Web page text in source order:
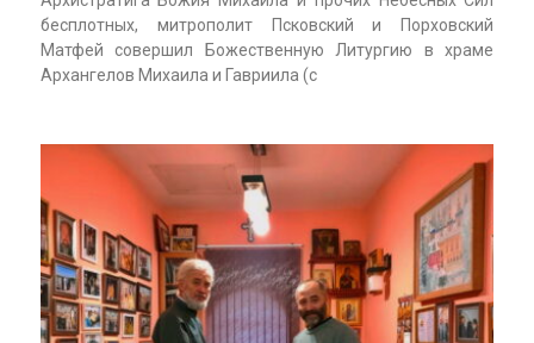
бесплотных, митрополит Псковский и Порховский
Матфей совершил Божественную Литургию в храме
Архангелов Михаила и Гавриила (с